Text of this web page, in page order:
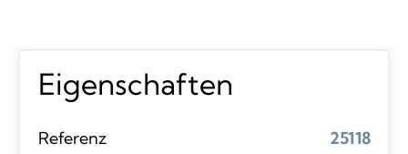
Eigenschaften
Referenz 25118